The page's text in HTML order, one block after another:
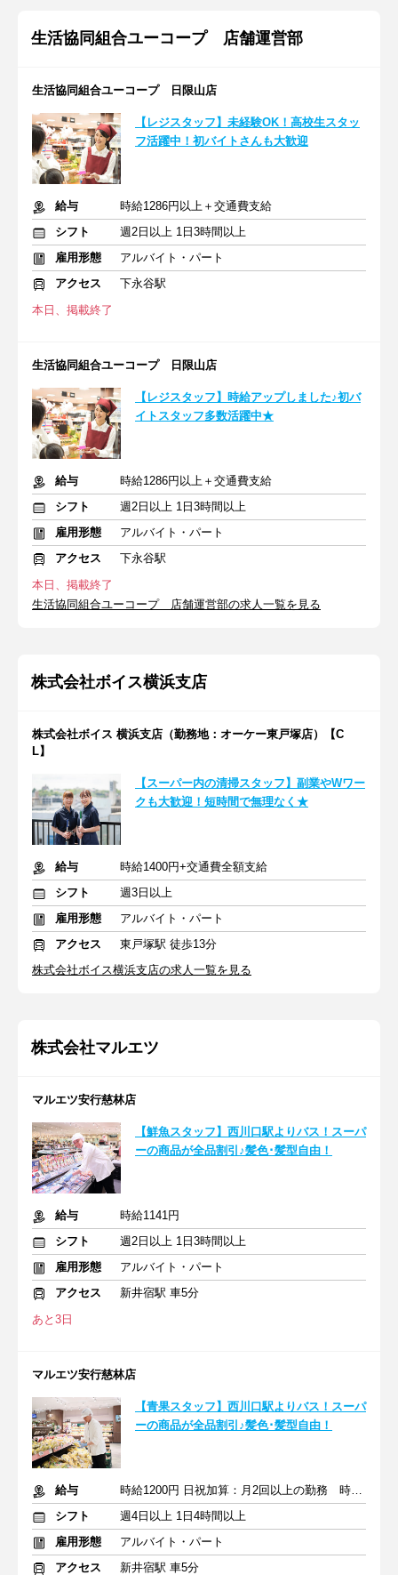
生活協同組合ユーコープ 店舗運営部
生活協同組合ユーコープ 日限山店
【レジスタッフ】未経験OK！高校生スタッ
フ活躍中！初バイトさんも大歓迎
給与
時給1286円以上＋交通費支給
シフト
週2日以上 1日3時間以上
雇用形態
アルバイト・パート
アクセス
下永谷駅
本日、掲載終了
生活協同組合ユーコープ 日限山店
【レジスタッフ】時給アップしました♪初バ
イトスタッフ多数活躍中★
給与
時給1286円以上＋交通費支給
シフト
週2日以上 1日3時間以上
雇用形態
アルバイト・パート
アクセス
下永谷駅
本日、掲載終了
生活協同組合ユーコープ 店舗運営部の求人一覧を見る
株式会社ボイス横浜支店
株式会社ボイス 横浜支店（勤務地：オーケー東戸塚店）【C
L】
【スーパー内の清掃スタッフ】副業やWワー
クも大歓迎！短時間で無理なく★
給与
時給1400円+交通費全額支給
シフト
週3日以上
雇用形態
アルバイト・パート
アクセス
東戸塚駅 徒歩13分
株式会社ボイス横浜支店の求人一覧を見る
株式会社マルエツ
マルエツ安行慈林店
【鮮魚スタッフ】西川口駅よりバス！スーパ
ーの商品が全品割引♪髪色･髪型自由！
給与
時給1141円
シフト
週2日以上 1日3時間以上
雇用形態
アルバイト・パート
アクセス
新井宿駅 車5分
あと3日
マルエツ安行慈林店
【青果スタッフ】西川口駅よりバス！スーパ
ーの商品が全品割引♪髪色･髪型自由！
給与
時給1200円 日祝加算：月2回以上の勤務 時給+100円(学生除く)
シフト
週4日以上 1日4時間以上
雇用形態
アルバイト・パート
アクセス
新井宿駅 車5分